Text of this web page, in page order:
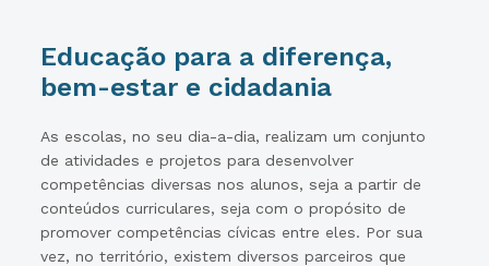
Educação para a diferença,
bem-estar e cidadania
As escolas, no seu dia-a-dia, realizam um conjunto
de atividades e projetos para desenvolver
competências diversas nos alunos, seja a partir de
conteúdos curriculares, seja com o propósito de
promover competências cívicas entre eles. Por sua
vez, no território, existem diversos parceiros que